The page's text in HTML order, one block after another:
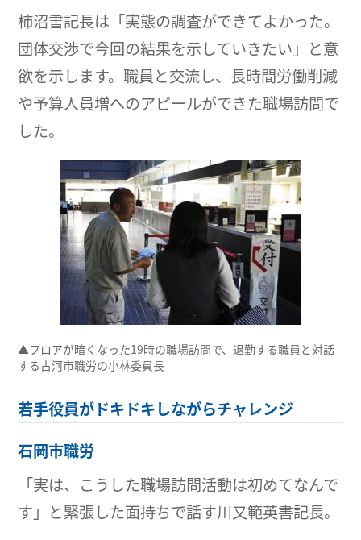
柿沼書記長は「実態の調査ができてよかった。
団体交渉で今回の結果を示していきたい」と意
欲を示します。職員と交流し、長時間労働削減
や予算人員増へのアピールができた職場訪問で
した。
▲フロアが暗くなった19時の職場訪問で、退勤する職員と対話
する古河市職労の小林委員長
若手役員がドキドキしながらチャレンジ
石岡市職労
「実は、こうした職場訪問活動は初めてなんで
す」と緊張した面持ちで話す川又範英書記長。